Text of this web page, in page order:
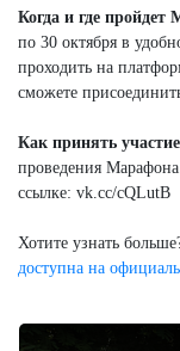
Когда и где пройдет
по 30 октября в
проходить на
сможете
Как принять
проведения
ссылке: vk.cc/cQLutB
Хотите узнать
доступна на